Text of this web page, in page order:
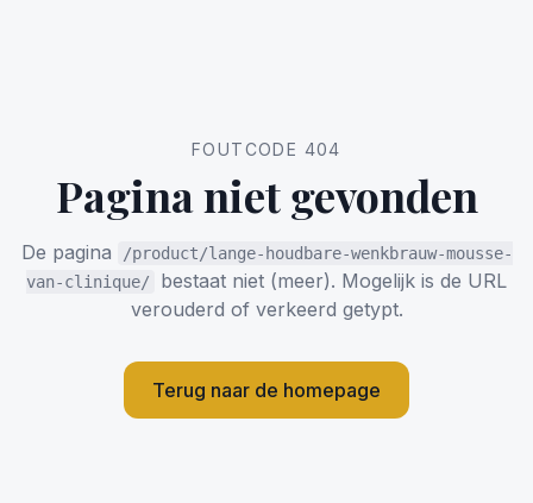
FOUTCODE 404
Pagina niet gevonden
De pagina
/product/lange-houdbare-wenkbrauw-mousse-
van-clinique/
bestaat niet (meer). Mogelijk is de URL
verouderd of verkeerd getypt.
Terug naar de homepage